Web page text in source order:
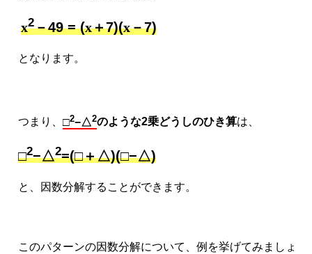
x2－49 = (x＋7)(x－7)
となります。
つまり、 □2−△2のような2乗どうしのひき算は、
□2−△2=(□＋△)(□−△)
と、因数分解することができます。
このパターンの因数分解について、例を挙げてみましょ